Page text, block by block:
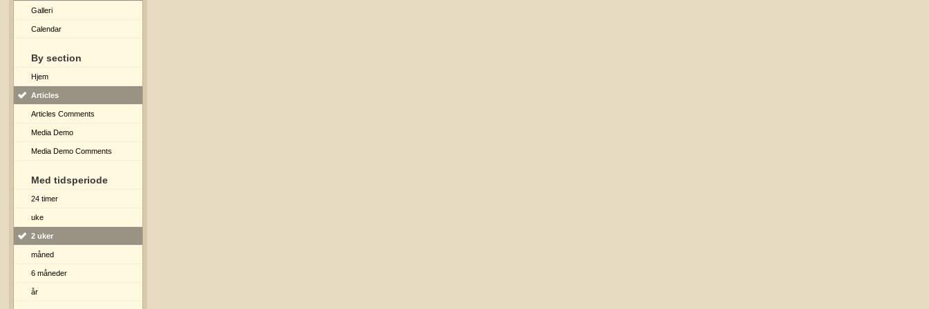
Galleri
Calendar
By section
Hjem
Articles
Articles Comments
Media Demo
Media Demo Comments
Med tidsperiode
24 timer
uke
2 uker
måned
6 måneder
år